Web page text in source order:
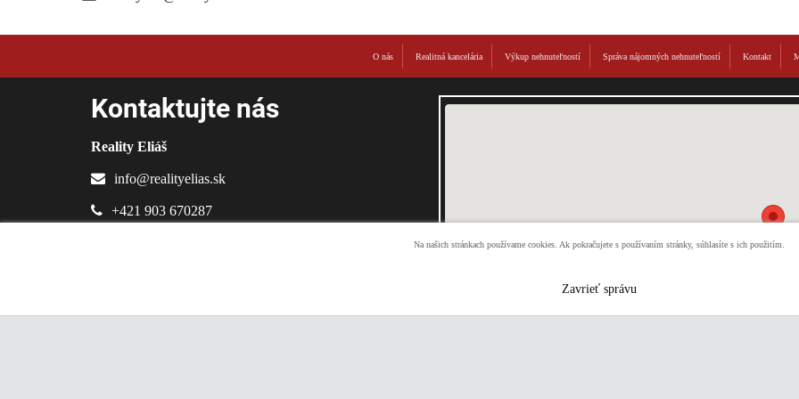
O nás Realitná kancelária Výkup nehnuteľností Správa nájomných nehnuteľností Kontakt
Kontaktujte nás
Reality Eliáš
info@realityelias.sk
+421 903 670287
Na našich stránkach používame cookies. Ak pokračujete s používaním stránky, súhlasíte s ich použitím.
Zavrieť správu